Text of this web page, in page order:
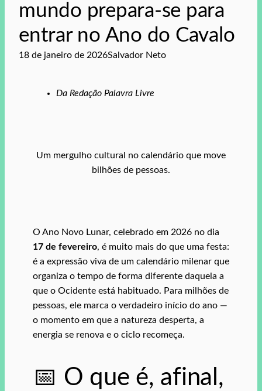
mundo prepara-se para
entrar no Ano do Cavalo
18 de janeiro de 2026Salvador Neto
Da Redação Palavra Livre
Um mergulho cultural no calendário que move
bilhões de pessoas.
O Ano Novo Lunar, celebrado em 2026 no dia
17 de fevereiro, é muito mais do que uma festa:
é a expressão viva de um calendário milenar que
organiza o tempo de forma diferente daquela a
que o Ocidente está habituado. Para milhões de
pessoas, ele marca o verdadeiro início do ano —
o momento em que a natureza desperta, a
energia se renova e o ciclo recomeça.
📅 O que é, afinal,